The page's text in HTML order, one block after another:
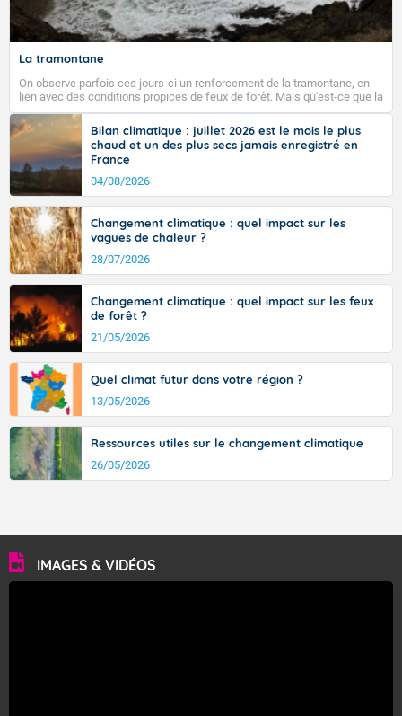
Fermer
La tramontane
On observe parfois ces jours-ci un renforcement de la tramontane, en
lien avec des conditions propices de feux de forêt. Mais qu'est-ce que la
tramontane ? Quelles sont ses caractéristiques ? La tramontane est un
vent turbulent soufflant de secteur nord-ouest à nord, ou ouest à nord-
ouest, dans un secteur qui part du Roussillon à la vallée de l’Aude et à
l’ouest de l’Hérault. L’étymologie de ce vent vient du latin trasmontanus,
signifiant au-delà des monts, en allusion aux régions montagneuses
d’où provient ce vent.
Bilan climatique : juillet 2026 est le mois le plus
chaud et un des plus secs jamais enregistré en
France
04/08/2026
Changement climatique : quel impact sur les
vagues de chaleur ?
28/07/2026
Changement climatique : quel impact sur les feux
de forêt ?
21/05/2026
Quel climat futur dans votre région ?
13/05/2026
Ressources utiles sur le changement climatique
26/05/2026
IMAGES & VIDÉOS